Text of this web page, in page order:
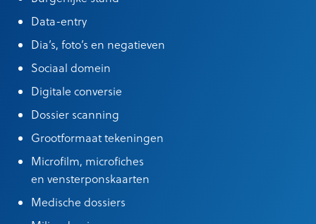
Data-entry
Dia’s, foto’s en negatieven
Sociaal domein
Digitale conversie
Dossier scanning
Grootformaat tekeningen
Microfilm, microfiches
en vensterponskaarten
Medische dossiers